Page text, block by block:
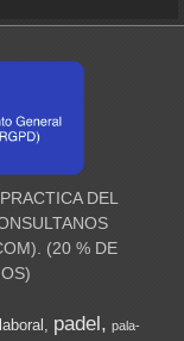
DEL
). (20 % DE
laboral padel
pala-